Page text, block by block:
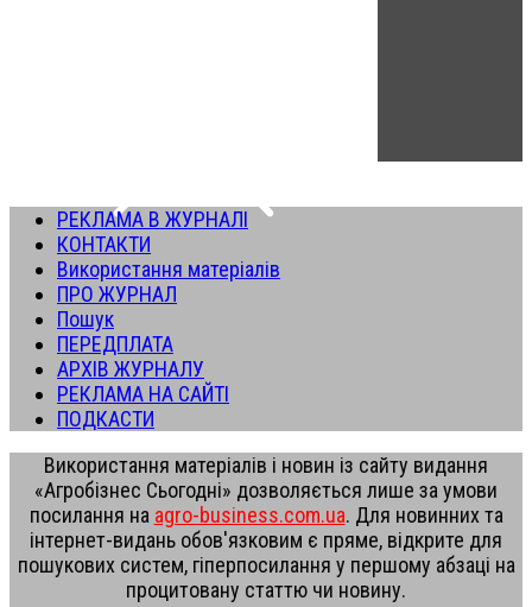
РЕКЛАМА В ЖУРНАЛІ
КОНТАКТИ
Використання матеріалів
ПРО ЖУРНАЛ
Пошук
ПЕРЕДПЛАТА
АРХІВ ЖУРНАЛУ
РЕКЛАМА НА САЙТІ
ПОДКАСТИ
Використання матеріалів і новин із сайту видання
«Агробізнес Сьогодні» дозволяється лише за умови
посилання на agro-business.com.ua. Для новинних та
інтернет-видань обов'язковим є пряме, відкрите для
пошукових систем, гіперпосилання у першому абзаці на
процитовану статтю чи новину.